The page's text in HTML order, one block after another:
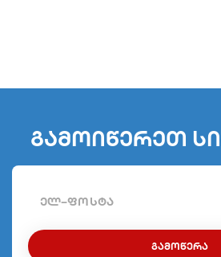
გამოიწერეთ
ᲒᲐᲛᲝᲬᲔᲠᲐ